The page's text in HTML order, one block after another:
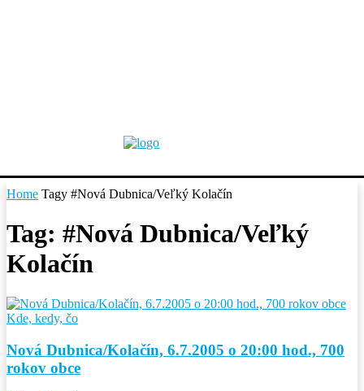
Home Tagy #Nová Dubnica/Veľký Kolačín
Tag: #Nová Dubnica/Veľký
Kolačín
Kde, kedy, čo
Nová Dubnica/Kolačín, 6.7.2005 o 20:00 hod., 700
rokov obce